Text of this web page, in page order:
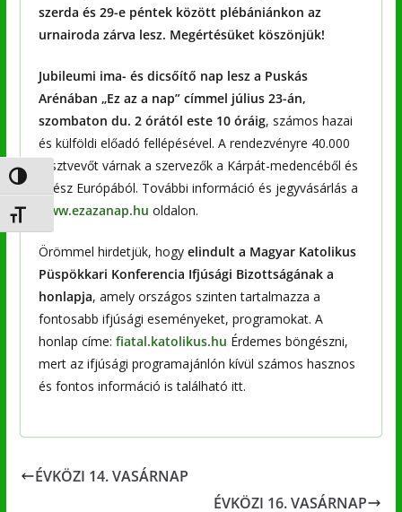
Nagy kontraszt váltása
Betűméret váltása
szerda és 29-e péntek között plébániánkon az
urnairoda zárva lesz. Megértésüket köszönjük!
Jubileumi ima- és dicsőítő nap lesz a Puskás
Arénában „Ez az a nap” címmel július 23-án,
szombaton du. 2 órától este 10 óráig, számos hazai
és külföldi előadó fellépésével. A rendezvényre 40.000
résztvevőt várnak a szervezők a Kárpát-medencéből és
egész Európából. További információ és jegyvásárlás a
www.ezazanap.hu oldalon.
Örömmel hirdetjük, hogy elindult a Magyar Katolikus
Püspökkari Konferencia Ifjúsági Bizottságának a
honlapja, amely országos szinten tartalmazza a
fontosabb ifjúsági eseményeket, programokat. A
honlap címe: fiatal.katolikus.hu Érdemes böngészni,
mert az ifjúsági programajánlón kívül számos hasznos
és fontos információ is található itt.
ÉVKÖZI 14. VASÁRNAP
ÉVKÖZI 16. VASÁRNAP